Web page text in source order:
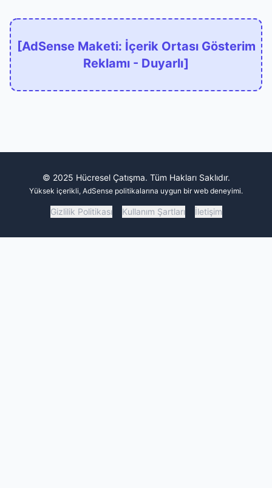
[AdSense Maketi: İçerik Ortası Gösterim
Reklamı - Duyarlı]
© 2025 Hücresel Çatışma. Tüm Hakları Saklıdır.
Yüksek içerikli, AdSense politikalarına uygun bir web deneyimi.
Gizlilik Politikası Kullanım Şartları İletişim